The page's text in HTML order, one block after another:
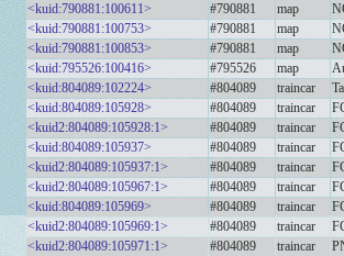
<kuid:790881:100611>
#790881 map
<kuid:790881:100753>
#790881 map
<kuid:790881:100853>
#790881 map
<kuid:795526:100416>
#795526 map
<kuid:804089:102224>
#804089 traincar
<kuid:804089:105928>
#804089 traincar
<kuid2:804089:105928:1>
#804089 traincar
<kuid:804089:105937>
#804089 traincar
<kuid2:804089:105937:1>
#804089 traincar
<kuid2:804089:105967:1>
#804089 traincar
<kuid:804089:105969>
#804089 traincar
<kuid2:804089:105969:1>
#804089 traincar
<kuid2:804089:105971:1>
#804089 traincar